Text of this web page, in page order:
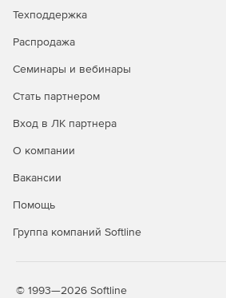
Техподдержка
Распродажа
Семинары и вебинары
Стать партнером
Вход в ЛК партнера
О компании
Вакансии
Помощь
Группа компаний Softline
© 1993—2026 Softline